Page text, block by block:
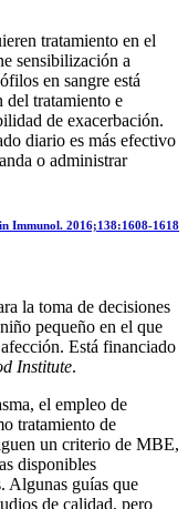
tratamiento en el
sensibilización a
en sangre está
del tratamiento e
de exacerbación.
diario es más efectivo
o administrar
Immunol. 2016;138:1608-1618
la toma de decisiones
pequeño en el que
Está financiado
Institute.
el empleo de
tratamiento de
un criterio de MBE,
disponibles
Algunas guías que
de calidad, pero